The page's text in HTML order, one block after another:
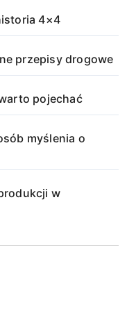
4×4
przepisy drogowe
pojechać
myślenia o
w